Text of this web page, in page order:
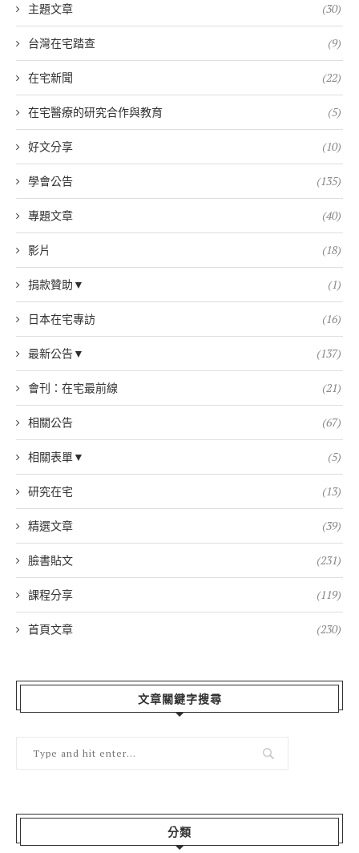
主題文章 (30)
台灣在宅踏查 (9)
在宅新聞 (22)
在宅醫療的研究合作與教育 (5)
好文分享 (10)
學會公告 (135)
專題文章 (40)
影片 (18)
捐款贊助▼ (1)
日本在宅專訪 (16)
最新公告▼ (137)
會刊：在宅最前線 (21)
相關公告 (67)
相關表單▼ (5)
研究在宅 (13)
精選文章 (39)
臉書貼文 (231)
課程分享 (119)
首頁文章 (230)
文章關鍵字搜尋
分類